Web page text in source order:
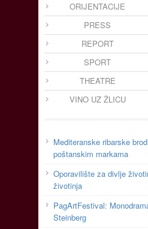
ORIJENTACIJE
PRESS
REPORT
SPORT
THEATRE
VINO UZ ŽLICU
Mediteranske ribarske
poštanskim markama
Oporavilište za divlje
životinja
PagArtFestival:
Steinberg